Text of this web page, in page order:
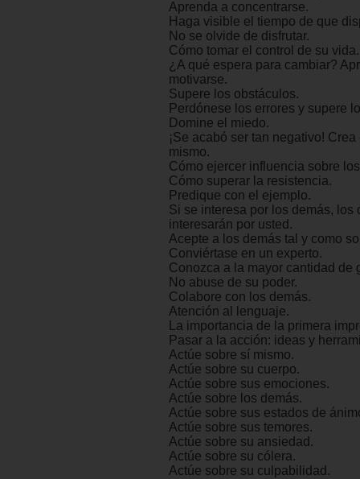
Aprenda a concentrarse.
Haga visible el tiempo de que
No se olvide de disfrutar.
Cómo tomar el control de su vida.
¿A qué espera para cambiar?
motivarse.
Supere los obstáculos.
Perdónese los errores y supere
Domine el miedo.
¡Se acabó ser tan negativo! Crea
mismo.
Cómo ejercer influencia sobre
Cómo superar la resistencia.
Predique con el ejemplo.
Si se interesa por los demás, los
interesarán por usted.
Acepte a los demás tal y como
Conviértase en un experto.
Conozca a la mayor cantidad de
No abuse de su poder.
Colabore con los demás.
Atención al lenguaje.
La importancia de la primera
Pasar a la acción: ideas y
Actúe sobre sí mismo.
Actúe sobre su cuerpo.
Actúe sobre sus emociones.
Actúe sobre los demás.
Actúe sobre sus estados de
Actúe sobre sus temores.
Actúe sobre su ansiedad.
Actúe sobre su cólera.
Actúe sobre su culpabilidad.